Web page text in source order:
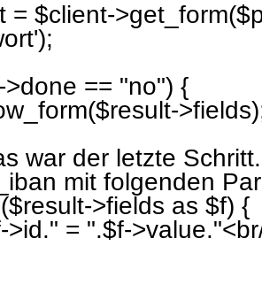
= $client->get_form(
);
>done == "no") {
($result->fields)
war der letzte
mit folgenden
($result->fields as $f) {
->id." = ".$f->value.